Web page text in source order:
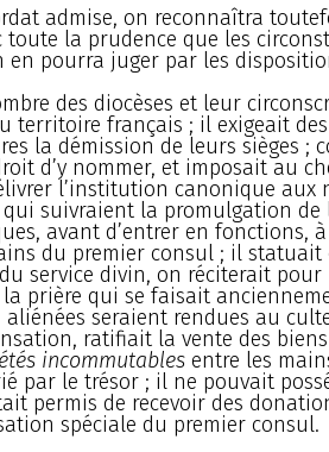
admise, on reconnaîtra
toute la prudence que les
en pourra juger par les
des diocèses et leur
territoire français ; il exigeait
la démission de leurs sièges ;
d’y nommer, et imposait au
l’institution canonique aux
suivraient la promulgation
avant d’entrer en fonctions,
du premier consul ; il statuait
service divin, on réciterait pour
prière qui se faisait
seraient rendues au
ratifiait la vente des
incommutables entre les
par le trésor ; il ne pouvait
permis de recevoir des
spéciale du premier consul.